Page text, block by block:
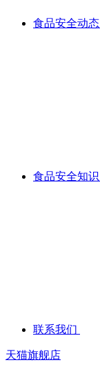
食品安全动态
食品安全知识
联系我们
天猫旗舰店